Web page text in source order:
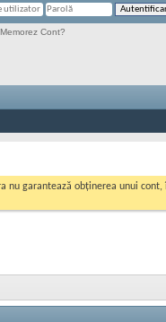
Memorez Cont?
nu garantează obținerea unui